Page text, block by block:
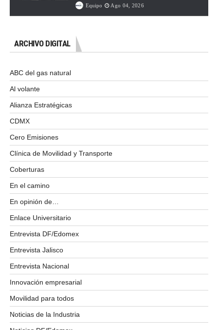
Equipo Ago 04, 2026
ARCHIVO DIGITAL
ABC del gas natural
Al volante
Alianza Estratégicas
CDMX
Cero Emisiones
Clínica de Movilidad y Transporte
Coberturas
En el camino
En opinión de…
Enlace Universitario
Entrevista DF/Edomex
Entrevista Jalisco
Entrevista Nacional
Innovación empresarial
Movilidad para todos
Noticias de la Industria